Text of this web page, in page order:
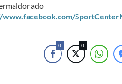
www.facebook.com/
0 0